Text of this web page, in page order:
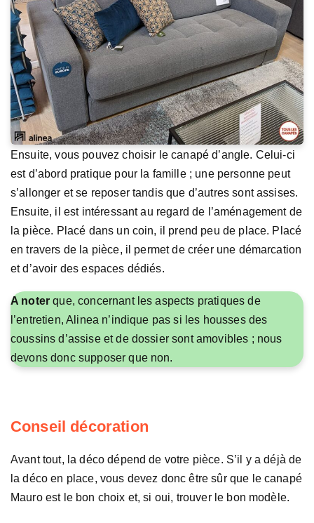
Ensuite, vous pouvez choisir le canapé d’angle. Celui-ci
est d’abord pratique pour la famille ; une personne peut
s’allonger et se reposer tandis que d’autres sont assises.
Ensuite, il est intéressant au regard de l’aménagement de
la pièce. Placé dans un coin, il prend peu de place. Placé
en travers de la pièce, il permet de créer une démarcation
et d’avoir des espaces dédiés.
A noterque, concernant les aspects pratiques de
l’entretien, Alinea n’indique pas si les housses des
coussins d’assise et de dossier sont amovibles ; nous
devons donc supposer que non.
Conseil décoration
Avant tout, la déco dépend de votre pièce. S’il y a déjà de
la déco en place, vous devez donc être sûr que le canapé
Mauro est le bon choix et, si oui, trouver le bon modèle.